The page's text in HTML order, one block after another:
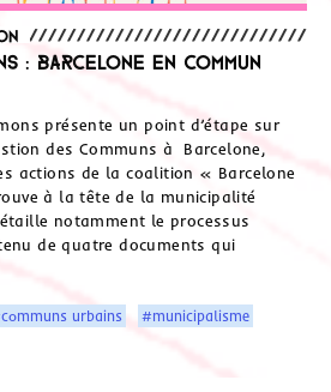
: Barcelone en Commun
présente un point d’étape sur
des Communs à Barcelone,
actions de la coalition « Barcelone
à la tête de la municipalité
notamment le processus
de quatre documents qui
urbains #municipalisme